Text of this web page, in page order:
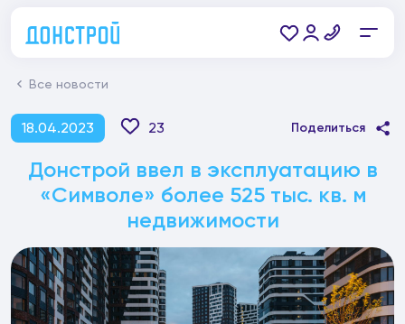
Все новости
18.04.2023 23 Поделиться
Донстрой ввел в эксплуатацию в
«Символе» более 525 тыс. кв. м
недвижимости